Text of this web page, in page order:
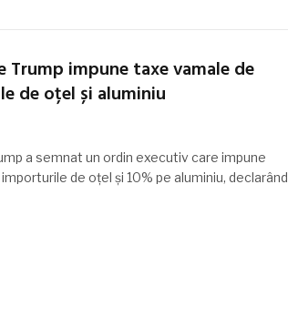
Trump impune taxe vamale de
de oțel și aluminiu
a semnat un ordin executiv care impune
de oțel și 10% pe aluminiu, declarând